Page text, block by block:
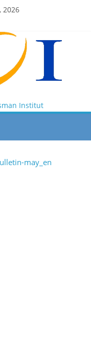
2026
Conference on
Institut
may_en